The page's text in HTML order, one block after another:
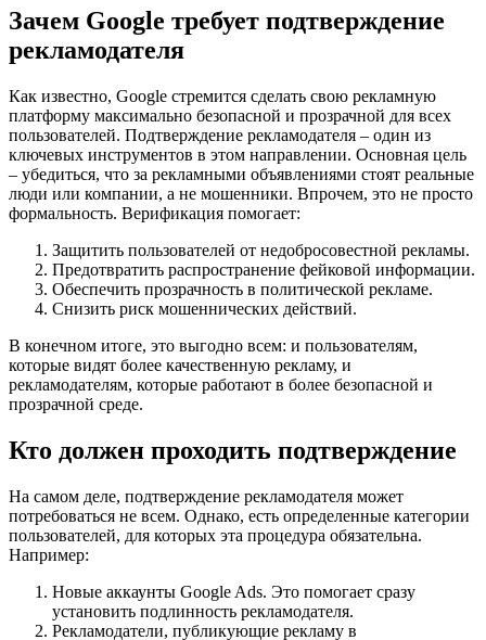
Зачем Google требует подтверждение
рекламодателя
Как известно, Google стремится сделать свою рекламную
платформу максимально безопасной и прозрачной для всех
пользователей. Подтверждение рекламодателя – один из
ключевых инструментов в этом направлении. Основная цель
– убедиться, что за рекламными объявлениями стоят реальные
люди или компании, а не мошенники. Впрочем, это не просто
формальность. Верификация помогает:
Защитить пользователей от недобросовестной рекламы.
Предотвратить распространение фейковой информации.
Обеспечить прозрачность в политической рекламе.
Снизить риск мошеннических действий.
В конечном итоге, это выгодно всем: и пользователям,
которые видят более качественную рекламу, и
рекламодателям, которые работают в более безопасной и
прозрачной среде.
Кто должен проходить подтверждение
На самом деле, подтверждение рекламодателя может
потребоваться не всем. Однако, есть определенные категории
пользователей, для которых эта процедура обязательна.
Например:
Новые аккаунты Google Ads. Это помогает сразу
установить подлинность рекламодателя.
Рекламодатели, публикующие рекламу в